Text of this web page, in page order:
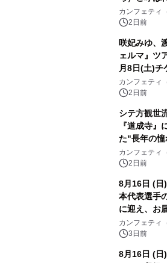
開始
カンフェティ
会社）
2日前
咲妃みゆ、
ェルマ』ツ
月8日(土)チ
カンフェティ
会社）
2日前
シテ方観世
『道成寺
た"長年の
カンフェティ
会社）
2日前
8月16日 (日
本代表選手
に迎え、お
『第4回 堀
ト発売中
カンフェティ
会社）
3日前
8月16日 (日